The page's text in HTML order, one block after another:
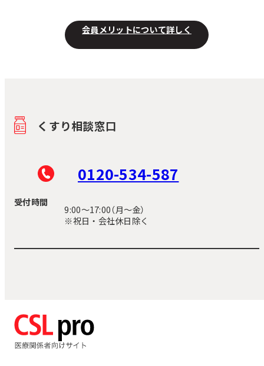
会員メリットについて詳しく
くすり相談窓口
0120-534-587
受付時間
9:00〜17:00（月～金）
※祝日・会社休日除く